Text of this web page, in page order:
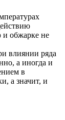
и обжарке не
влиянии ряда
а иногда и
в
а значит, и